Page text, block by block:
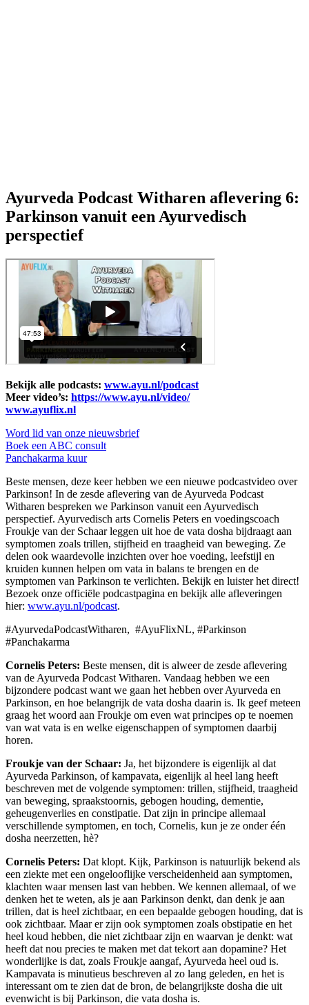
Ayurveda Podcast Witharen aflevering 6:
Parkinson vanuit een Ayurvedisch
perspectief
Bekijk alle podcasts: www.ayu.nl/podcast
Meer video’s: https://www.ayu.nl/video/
www.ayuflix.nl
Word lid van onze nieuwsbrief
Boek een ABC consult
Panchakarma kuur
Beste mensen, deze keer hebben we een nieuwe podcastvideo over
Parkinson! In de zesde aflevering van de Ayurveda Podcast
Witharen bespreken we Parkinson vanuit een Ayurvedisch
perspectief. Ayurvedisch arts Cornelis Peters en voedingscoach
Froukje van der Schaar leggen uit hoe de vata dosha bijdraagt aan
symptomen zoals trillen, stijfheid en traagheid van beweging. Ze
delen ook waardevolle inzichten over hoe voeding, leefstijl en
kruiden kunnen helpen om vata in balans te brengen en de
symptomen van Parkinson te verlichten. Bekijk en luister het direct!
Bezoek onze officiële podcastpagina en bekijk alle afleveringen
hier: www.ayu.nl/podcast.
#AyurvedaPodcastWitharen, #AyuFlixNL, #Parkinson
#Panchakarma
Cornelis Peters: Beste mensen, dit is alweer de zesde aflevering
van de Ayurveda Podcast Witharen. Vandaag hebben we een
bijzondere podcast want we gaan het hebben over Ayurveda en
Parkinson, en hoe belangrijk de vata dosha daarin is. Ik geef meteen
graag het woord aan Froukje om even wat principes op te noemen
van wat vata is en welke eigenschappen of symptomen daarbij
horen.
Froukje van der Schaar: Ja, het bijzondere is eigenlijk al dat
Ayurveda Parkinson, of kampavata, eigenlijk al heel lang heeft
beschreven met de volgende symptomen: trillen, stijfheid, traagheid
van beweging, spraakstoornis, gebogen houding, dementie,
geheugenverlies en constipatie. Dat zijn in principe allemaal
verschillende symptomen, en toch, Cornelis, kun je ze onder één
dosha neerzetten, hè?
Cornelis Peters: Dat klopt. Kijk, Parkinson is natuurlijk bekend als
een ziekte met een ongelooflijke verscheidenheid aan symptomen,
klachten waar mensen last van hebben. We kennen allemaal, of we
denken het te weten, als je aan Parkinson denkt, dan denk je aan
trillen, dat is heel zichtbaar, en een bepaalde gebogen houding, dat is
ook zichtbaar. Maar er zijn ook symptomen zoals obstipatie en het
heel koud hebben, die niet zichtbaar zijn en waarvan je denkt: wat
heeft dat nou precies te maken met dat tekort aan dopamine? Het
wonderlijke is dat, zoals Froukje aangaf, Ayurveda heel oud is.
Kampavata is minutieus beschreven al zo lang geleden, en het is
interessant om te zien dat de bron, de belangrijkste dosha die uit
evenwicht is bij Parkinson, die vata dosha is.